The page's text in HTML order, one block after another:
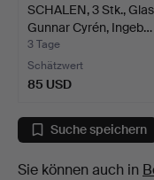
SCHALEN, 3 Stk.,
Gunnar Cyrén, Ingeb…
3 Tage
Schätzwert
85 USD
Suche speichern
Sie können auch in